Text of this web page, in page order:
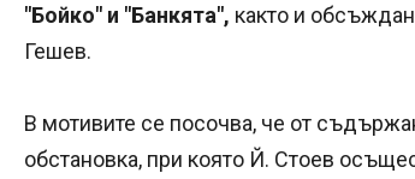
"Бойко" и "Банкята", както и
Гешев.
В мотивите се посочва, че от
обстановка, при която Й. Стоев